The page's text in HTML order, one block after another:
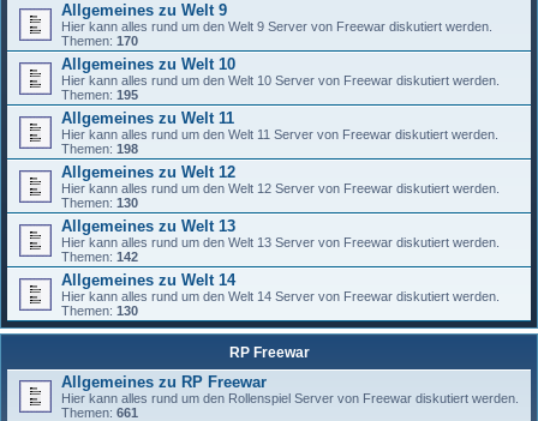
Allgemeines zu Welt 9
Hier kann alles rund um den Welt 9 Server von Freewar diskutiert werden.
Themen: 170
Allgemeines zu Welt 10
Hier kann alles rund um den Welt 10 Server von Freewar diskutiert werden.
Themen: 195
Allgemeines zu Welt 11
Hier kann alles rund um den Welt 11 Server von Freewar diskutiert werden.
Themen: 198
Allgemeines zu Welt 12
Hier kann alles rund um den Welt 12 Server von Freewar diskutiert werden.
Themen: 130
Allgemeines zu Welt 13
Hier kann alles rund um den Welt 13 Server von Freewar diskutiert werden.
Themen: 142
Allgemeines zu Welt 14
Hier kann alles rund um den Welt 14 Server von Freewar diskutiert werden.
Themen: 130
RP Freewar
Allgemeines zu RP Freewar
Hier kann alles rund um den Rollenspiel Server von Freewar diskutiert werden.
Themen: 661